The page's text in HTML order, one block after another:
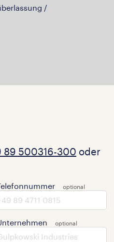
/
89 500316-300 oder